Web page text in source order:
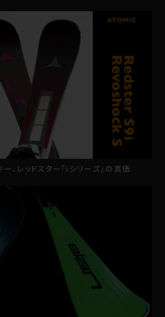
、レッドスター「iシリーズ」の真価